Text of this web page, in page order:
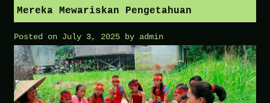
Mereka Mewariskan Pengetahuan
Posted on July 3, 2025 by admin